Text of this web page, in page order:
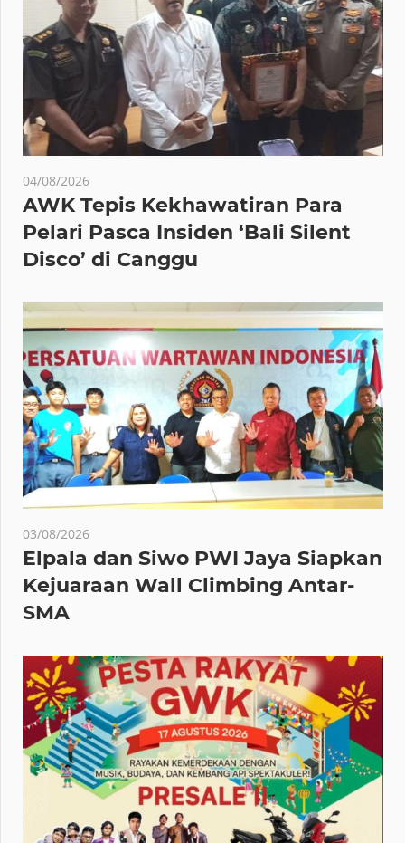
04/08/2026
AWK Tepis Kekhawatiran Para
Pelari Pasca Insiden ‘Bali Silent
Disco’ di Canggu
03/08/2026
Elpala dan Siwo PWI Jaya Siapkan
Kejuaraan Wall Climbing Antar-
SMA